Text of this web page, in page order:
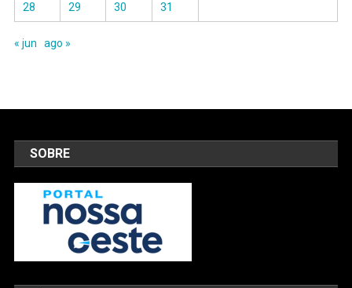
28 29 30 31
« jun ago »
SOBRE